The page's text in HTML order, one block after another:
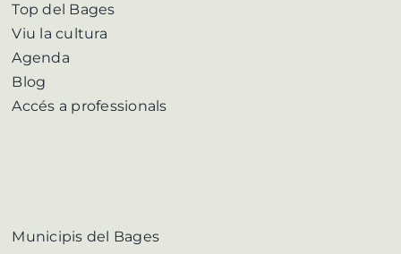
Top del Bages
Viu la cultura
Agenda
Blog
Accés a professionals
Municipis del Bages